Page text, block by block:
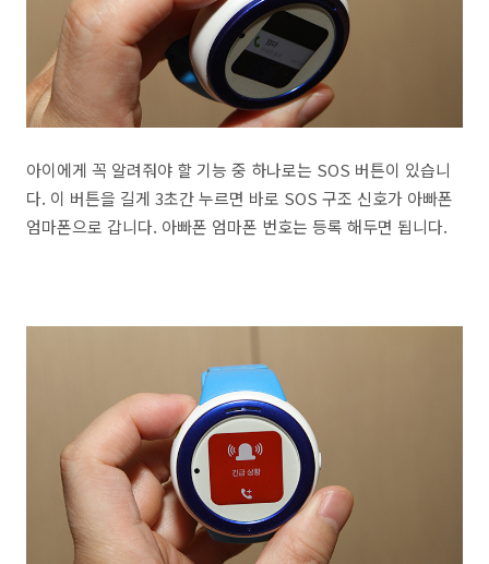
아이에게 꼭 알려줘야 할 기능 중 하나로는 SOS 버튼이 있습니
다. 이 버튼을 길게 3초간 누르면 바로 SOS 구조 신호가 아빠폰
엄마폰으로 갑니다. 아빠폰 엄마폰 번호는 등록 해두면 됩니다.